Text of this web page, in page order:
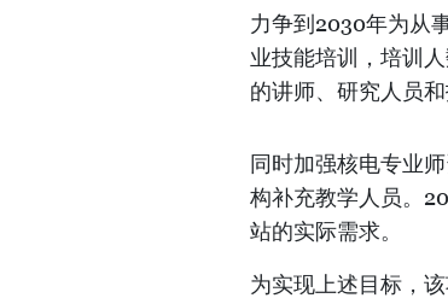
力争到2030年为从
业技能培训，培训
的讲师、研究人员
同时加强核电专业
构补充教学人员。
站的实际需求。
为实现上述目标，